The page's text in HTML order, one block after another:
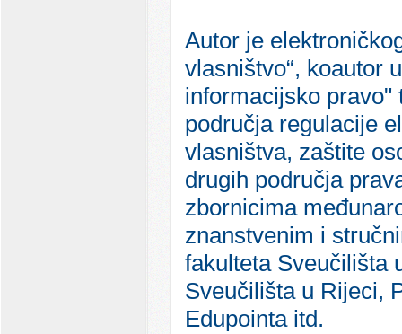
Autor je
vlasništvo“, koautor
informacijsko pravo"
područja regulacije
vlasništva, zaštite
drugih područja
zbornicima
znanstvenim i
fakulteta Sveučilišta
Sveučilišta u Rijeci,
Edupointa itd.